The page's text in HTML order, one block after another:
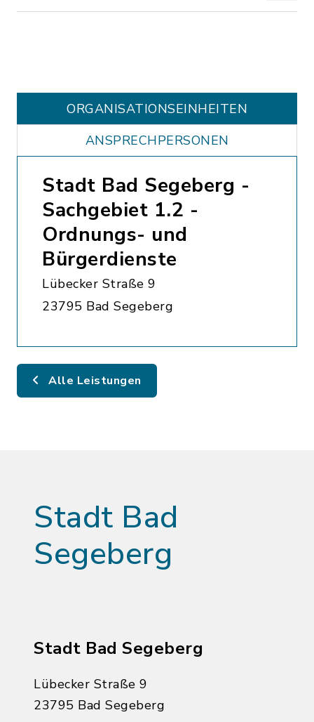
ORGANISATIONS­EINHEITEN
ANSPRECHPERSONEN
Stadt Bad Segeberg -
Sachgebiet 1.2 -
Ordnungs- und
Bürgerdienste
Lübecker Straße 9
23795 Bad Segeberg
Alle Leistungen
Stadt Bad
Segeberg
Stadt Bad Segeberg
Lübecker Straße 9
23795 Bad Segeberg